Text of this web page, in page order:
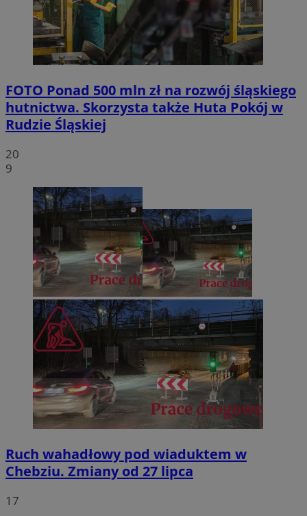
FOTO Ponad 500 mln zł na rozwój śląskiego
hutnictwa. Skorzysta także Huta Pokój w
Rudzie Śląskiej
20
9
Ruch wahadłowy pod wiaduktem w
Chebziu. Zmiany od 27 lipca
17